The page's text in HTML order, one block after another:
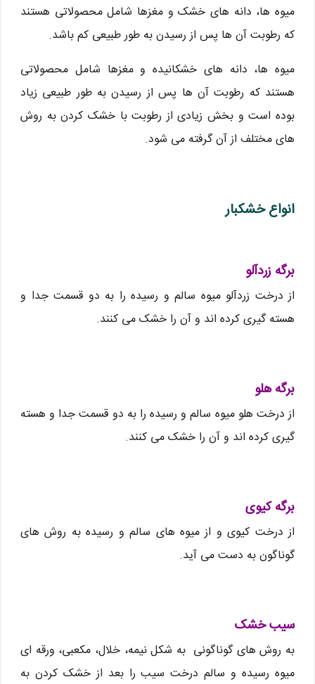
میوه ها، دانه های خشک و مغزها شامل محصولاتی هستند
که رطوبت آن ها پس از رسیدن به طور طبیعی کم باشد.
میوه ها، دانه های خشکانیده و مغزها شامل محصولاتی
هستند که رطوبت آن ها پس از رسیدن به طور طبیعی زیاد
بوده است و بخش زیادی از رطوبت با خشک کردن به روش
های مختلف از آن گرفته می شود.
انواع خشکبار
برگه زردآلو
از درخت زردآلو میوه سالم و رسیده را به دو قسمت جدا و
هسته گیری کرده اند و آن را خشک می کنند.
برگه هلو
از درخت هلو میوه سالم و رسیده را به دو قسمت جدا و هسته
گیری کرده اند و آن را خشک می کنند.
برگه کیوی
از درخت کیوی و از میوه های سالم و رسیده به روش های
گوناگون به دست می آید.
سیب خشک
به روش های گوناگونی به شکل نیمه، خلال، مکعبی، ورقه ای
میوه رسیده و سالم درخت سیب را بعد از خشک کردن به